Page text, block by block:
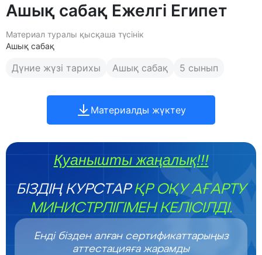
Ашық сабақ Ежелгі Египет
Материал туралы қысқаша түсінік
Ашық сабақ
Дүние жүзі тарихы Ашық сабақ 5 сынып
Материалды жүктеу
Қуанышты жаңалық!!!
БІЗДІҢ КУРСТАРҚР ОҚУ АҒАРТУ
МИНИСТРЛІГІМЕН КЕЛІСІЛДІ.
Енді бізден алған сертификаттарыңыз
аттестацияға жарамды